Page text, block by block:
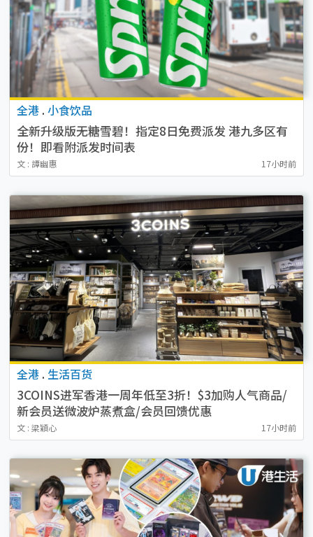
全港 . 小食饮品
全新升级版无糖雪碧！指定8日免费派发 港九多区有
份！即看附派发时间表
文 : 譚幽惠 17小时前
全港 . 生活百货
3COINS进军香港一周年低至3折！$3加购人气商品/
新会员送微波炉蒸煮盒/会员回馈优惠
文 : 梁穎心 17小时前